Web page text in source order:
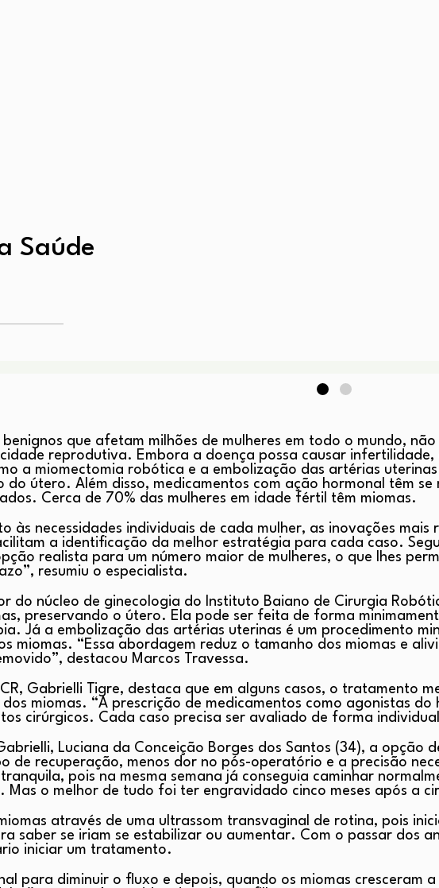
Saúde
que afetam milhões de mulheres em todo o mundo,
reprodutiva. Embora a doença possa causar
a miomectomia robótica e a embolização das artérias
útero. Além disso, medicamentos com ação hormonal têm
Cerca de 70% das mulheres em idade fértil têm miomas.
necessidades individuais de cada mulher, as inovações mais
a identificação da melhor estratégia para cada caso.
realista para um número maior de mulheres, o que lhes
resumiu o especialista.
do núcleo de ginecologia do Instituto Baiano de Cirurgia
preservando o útero. Ela pode ser feita de forma
Já a embolização das artérias uterinas é um procedimento
miomas. “Essa abordagem reduz o tamanho dos miomas e
destacou Marcos Travessa.
Gabrielli Tigre, destaca que em alguns casos, o tratamento
miomas. “A prescrição de medicamentos como agonistas
cirúrgicos. Cada caso precisa ser avaliado de forma
Luciana da Conceição Borges dos Santos (34), a
de recuperação, menos dor no pós-operatório e a precisão
pois na mesma semana já conseguia caminhar
Mas o melhor de tudo foi ter engravidado cinco meses após a
através de uma ultrassom transvaginal de rotina, pois
saber se iriam se estabilizar ou aumentar. Com o passar dos
iniciar um tratamento.
para diminuir o fluxo e depois, quando os miomas